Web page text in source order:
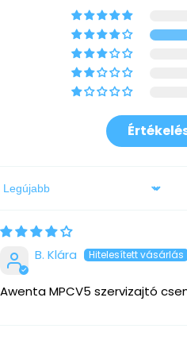
Sort by
B. Klára
Awenta MPCV5 szervizajtó